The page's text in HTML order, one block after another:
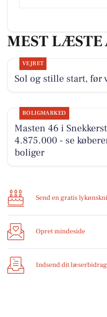
MEST
VEJRET
Sol og stille start, før
BOLIGMARKED
Masten 46 i
4.875.000 - se
boliger
Send en gratis
Opret mindeside
Indsend dit læserbidrag